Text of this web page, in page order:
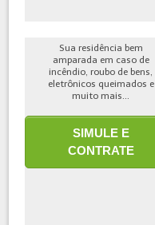
Sua residência bem
amparada em caso de
incêndio, roubo de bens,
eletrônicos queimados e
muito mais...
SIMULE E
CONTRATE